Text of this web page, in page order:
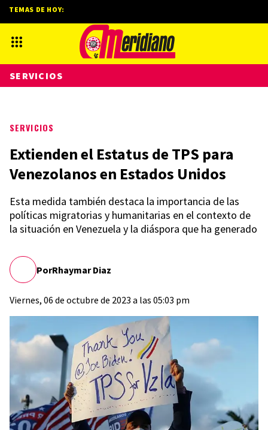
SERVICIOS
Extienden el Estatus de TPS para
Venezolanos en Estados Unidos
Esta medida también destaca la importancia de las
políticas migratorias y humanitarias en el contexto de
la situación en Venezuela y la diáspora que ha generado
PorRhaymar Diaz
Viernes, 06 de octubre de 2023 a las 05:03 pm
TEMAS DE HOY:
SERVICIOS